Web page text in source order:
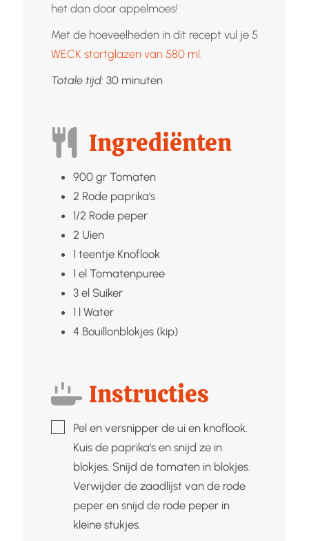
het dan door appelmoes!
Met de hoeveelheden in dit recept vul je 5
WECK stortglazen van 580 ml
Totale tijd: 30minuten
minuten
Ingrediënten
900 gr Tomaten
2 Rode paprika's
1/2 Rode peper
2 Uien
1 teentje Knoflook
1 el Tomatenpuree
3 el Suiker
1 l Water
4 Bouillonblokjes (kip)
Instructies
▢Pel en versnipper de ui en knoflook.
Kuis de paprika's en snijd ze in
blokjes. Snijd de tomaten in blokjes.
Verwijder de zaadlijst van de rode
peper en snijd de rode peper in
kleine stukjes.